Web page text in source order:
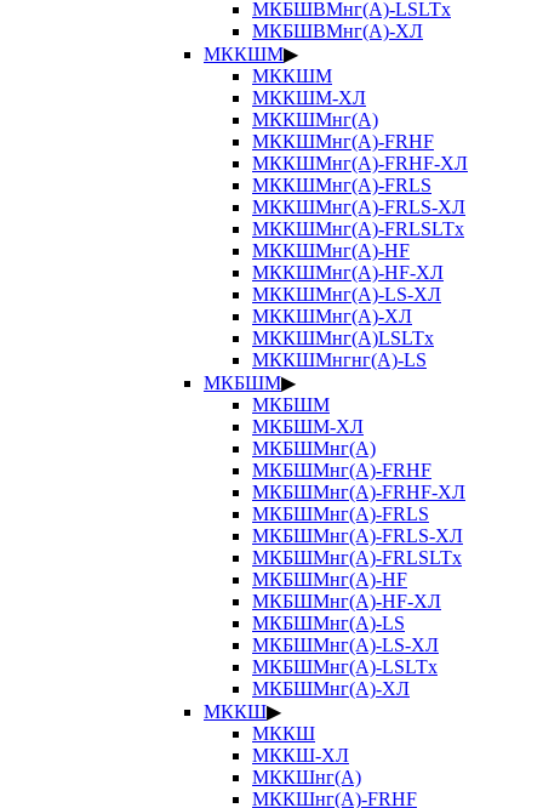
МКБШВМнг(А)-LSLTx
МКБШВМнг(А)-ХЛ
МККШМ▶
МККШМ
МККШМ-ХЛ
МККШМнг(А)
МККШМнг(А)-FRHF
МККШМнг(А)-FRHF-ХЛ
МККШМнг(А)-FRLS
МККШМнг(А)-FRLS-ХЛ
МККШМнг(А)-FRLSLTx
МККШМнг(А)-HF
МККШМнг(А)-HF-ХЛ
МККШМнг(А)-LS-ХЛ
МККШМнг(А)-ХЛ
МККШМнг(А)LSLTx
МККШМнгнг(А)-LS
МКБШМ▶
МКБШМ
МКБШМ-ХЛ
МКБШМнг(А)
МКБШМнг(А)-FRHF
МКБШМнг(А)-FRHF-ХЛ
МКБШМнг(А)-FRLS
МКБШМнг(А)-FRLS-ХЛ
МКБШМнг(А)-FRLSLTx
МКБШМнг(А)-HF
МКБШМнг(А)-HF-ХЛ
МКБШМнг(А)-LS
МКБШМнг(А)-LS-ХЛ
МКБШМнг(А)-LSLTx
МКБШМнг(А)-ХЛ
МККШ▶
МККШ
МККШ-ХЛ
МККШнг(А)
МККШнг(А)-FRHF